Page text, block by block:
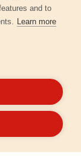
and to
Learn more